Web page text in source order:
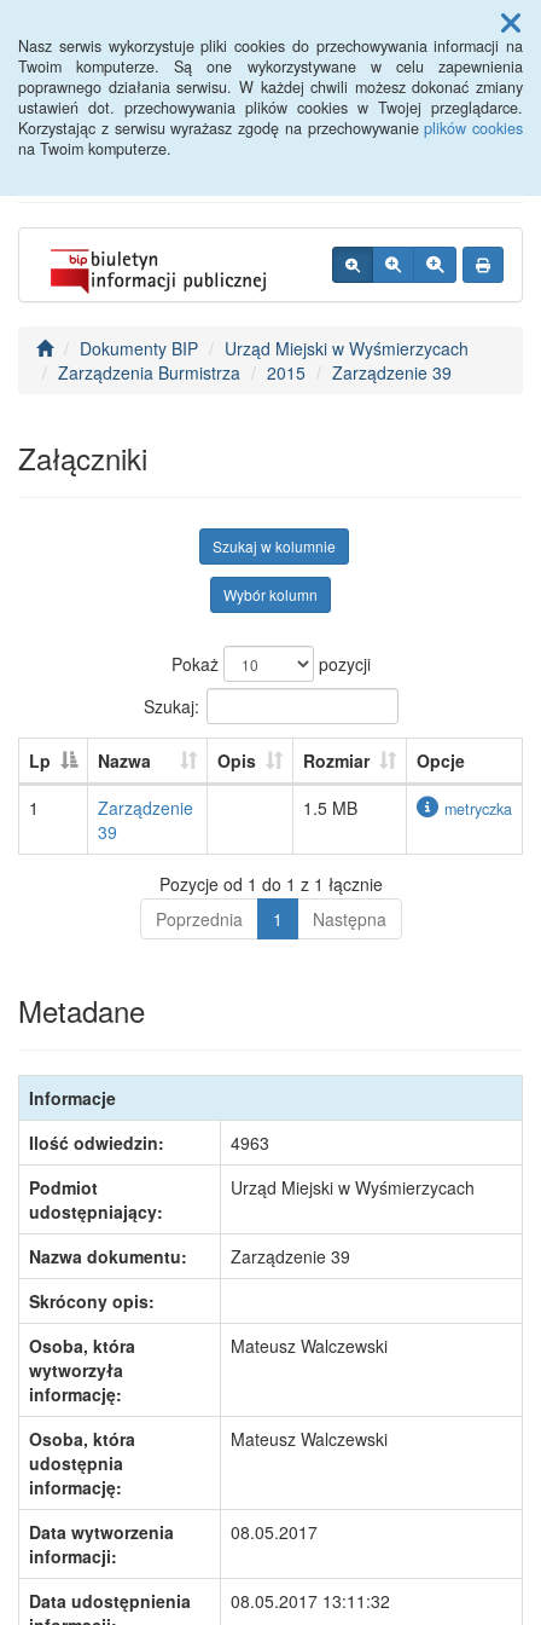
Nasz serwis wykorzystuje pliki cookies do przechowywania informacji na
Twoim komputerze. Są one wykorzystywane w celu zapewnienia
poprawnego działania serwisu. W każdej chwili możesz dokonać zmiany
ustawień dot. przechowywania plików cookies w Twojej przeglądarce.
Korzystając z serwisu wyrażasz zgodę na przechowywanieplików cookies
na Twoim komputerze.
Menu
BIP - Urząd Miejski
Wyśmierzyce
Dokumenty BIP
Urząd Miejski w Wyśmierzycach
Zarządzenia Burmistrza
2015 Zarządzenie 39
Załączniki
Szukaj w kolumnie
Wybór kolumn
Pokaż
pozycji
Szukaj:
Lp Nazwa Opis Rozmiar
Opcje
1
Zarządzenie
39
1.5 MB metryczka
Pozycje od 1 do 1 z 1 łącznie
Poprzednia
1 Następna
Metadane
Informacje
Ilość odwiedzin:
4963
Podmiot
udostępniający:
Urząd Miejski w Wyśmierzycach
Nazwa dokumentu:
Zarządzenie 39
Skrócony opis:
Osoba, która
wytworzyła
informację:
Mateusz Walczewski
Osoba, która
udostępnia
informację:
Mateusz Walczewski
Data wytworzenia
informacji:
08.05.2017
Data udostępnienia
08.05.2017 13:11:32